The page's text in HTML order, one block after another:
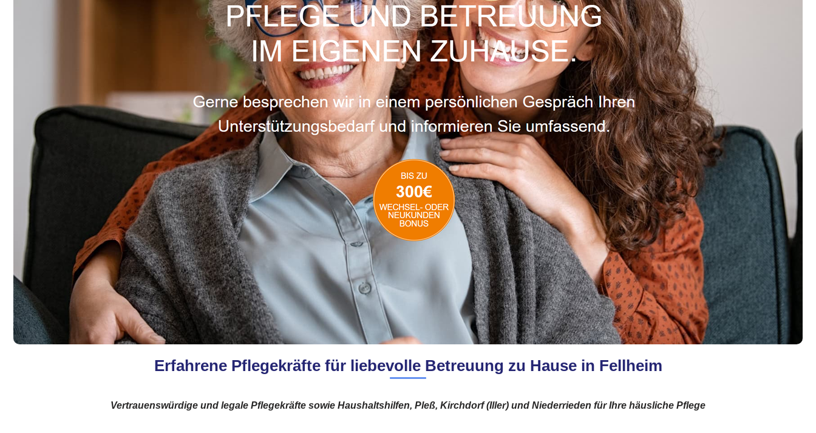
Erfahrene Pflegekräfte für liebevolle Betreuung zu Hause in Fellheim
Vertrauenswürdige und legale Pflegekräfte sowie Haushaltshilfen, Pleß, Kirchdorf (Iller) und Niederrieden für Ihre häusliche Pflege